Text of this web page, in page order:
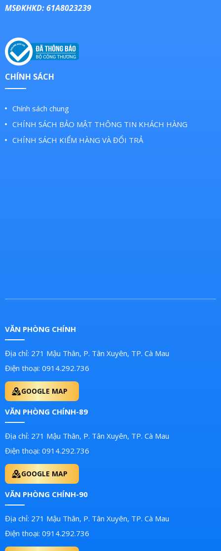
MSĐKHKD: 61A8023239
CHÍNH SÁCH
Chính sách chung
CHÍNH SÁCH BẢO MẬT THÔNG TIN KHÁCH HÀNG
CHÍNH SÁCH KIỂM HÀNG VÀ ĐỔI TRẢ
VĂN PHÒNG CHÍNH
Địa chỉ: 271 Mậu Thân, P. Tân Xuyên, TP. Cà Mau
Điện thoại: 0914.292.736
GOOGLE MAP
VĂN PHÒNG CHÍNH-89
Địa chỉ: 271 Mậu Thân, P. Tân Xuyên, TP. Cà Mau
Điện thoại: 0914.292.736
GOOGLE MAP
VĂN PHÒNG CHÍNH-90
Địa chỉ: 271 Mậu Thân, P. Tân Xuyên, TP. Cà Mau
Điện thoại: 0914.292.736